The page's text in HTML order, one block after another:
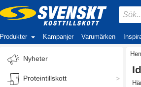
Produkter Kampanjer Varumärken
Nyheter
Proteintillskott